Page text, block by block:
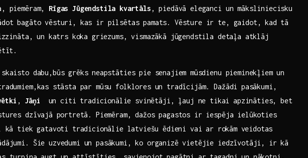
piemēram, Rīgas Jūgendstila⁤ kvartāls , piedāvā eleganci un māksliniecisku⁢
bagāto‍ vēsturi, kas ir pilsētas pamats. Vēsture ir te, gaidot, kad⁢ tā
un katrs koka griezums,‍ vismazākā jūgendstila detaļa​ atklāj⁣
dabu,būs grēks⁤ neapstāties pie senajiem ⁢mūsdienu pieminekļiem un​
stāsta ‍par mūsu folklores un tradīcijām. Dažādi⁢ pasākumi,
, Jāņi
​ un citi tradicionālie svinētāji, ‌ļauj ne tikai apzināties, ⁣bet
dzīvajā ⁢portretā. Piemēram, dažos pagastos ‌ir iespēja ielūkoties
kā tiek gatavoti tradicionālie⁣ latviešu ēdieni ‌vai ar⁤ rokām⁤ veidotas
Šie uzvedumi‍ un pasākumi,⁤ ko organizē vietējie iedzīvotāji, ir kā